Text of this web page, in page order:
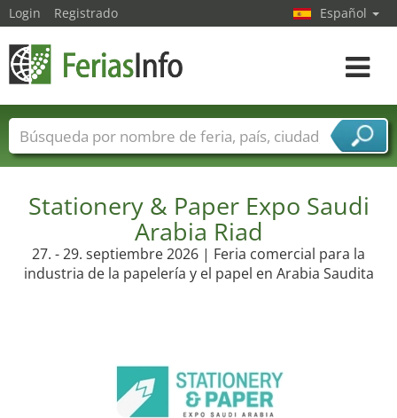
Stationery & Paper Expo Saudi
Arabia Riad
27. - 29. septiembre 2026 | Feria comercial para la
industria de la papelería y el papel en Arabia Saudita
Login Registrado Español
toggle
Nombres de ferias Países
Ciudades
Sectores de proveedor de servicios